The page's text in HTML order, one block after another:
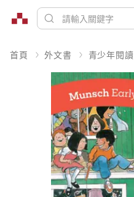
首頁 外文書 青少年閱讀